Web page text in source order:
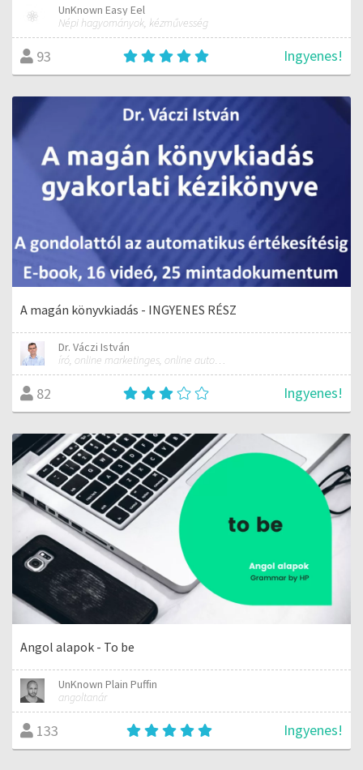
UnKnown Easy Eel
Népi hagyományok, kézművesség
93 Ingyenes!
A magán könyvkiadás - INGYENES RÉSZ
Dr. Váczi István
író, online marketinges, online automatizálási szakember
82 Ingyenes!
Angol alapok - To be
UnKnown Plain Puffin
angoltanár
133 Ingyenes!